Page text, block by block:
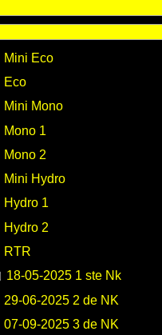
Mini Eco
Eco
Mini Mono
Mono 1
Mono 2
Mini Hydro
Hydro 1
Hydro 2
RTR
18-05-2025 1 ste Nk
29-06-2025 2 de NK
07-09-2025 3 de NK